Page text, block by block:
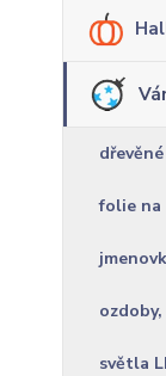
folie na
světla